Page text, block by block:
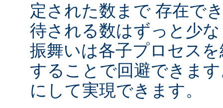
定された数まで 存在で
待される数はずっと少
振舞いは各子プロセス
することで回避できま
にして実現できます。